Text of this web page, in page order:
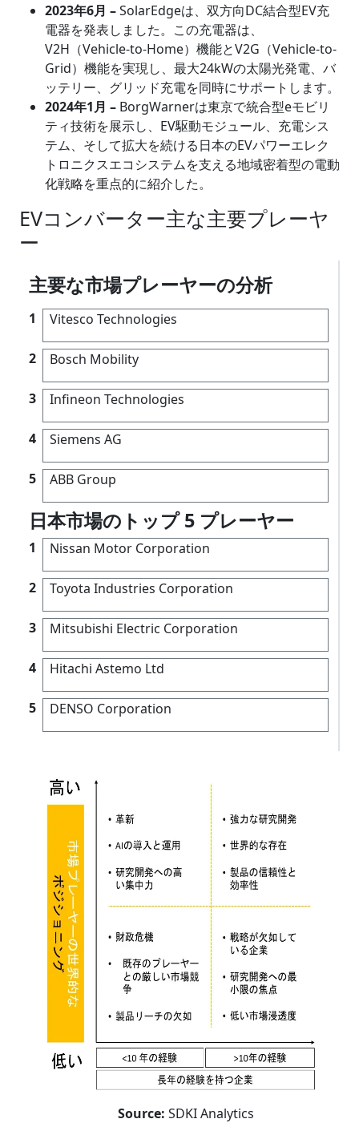
2023年6月 –SolarEdgeは、双方向DC結合型EV充
電器を発表しました。この充電器は、
V2H（Vehicle-to-Home）機能とV2G（Vehicle-to-
Grid）機能を実現し、最大24kWの太陽光発電、バ
ッテリー、グリッド充電を同時にサポートします。
2024年1月 – BorgWarnerは東京で統合型eモビリ
ティ技術を展示し、EV駆動モジュール、充電シス
テム、そして拡大を続ける日本のEVパワーエレク
トロニクスエコシステムを支える地域密着型の電動
化戦略を重点的に紹介した。
EVコンバーター主な主要プレーヤ
ー
主要な市場プレーヤーの分析
1 Vitesco Technologies
2 Bosch Mobility
3 Infineon Technologies
4 Siemens AG
5 ABB Group
日本市場のトップ 5 プレーヤー
1 Nissan Motor Corporation
2 Toyota Industries Corporation
3 Mitsubishi Electric Corporation
4 Hitachi Astemo Ltd
5 DENSO Corporation
Source: SDKI Analytics